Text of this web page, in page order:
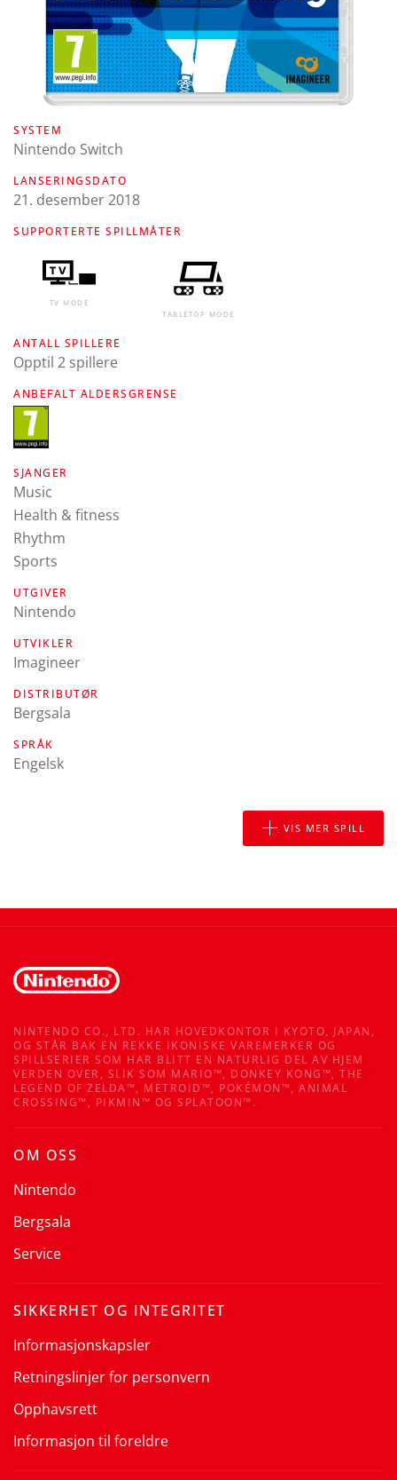
SYSTEM
Nintendo Switch
LANSERINGSDATO
21. desember 2018
SUPPORTERTE SPILLMÅTER
TV MODE
TABLETOP MODE
ANTALL SPILLERE
Opptil 2 spillere
ANBEFALT ALDERSGRENSE
SJANGER
Music
Health & fitness
Rhythm
Sports
UTGIVER
Nintendo
UTVIKLER
Imagineer
DISTRIBUTØR
Bergsala
SPRÅK
engelsk
VIS MER SPILL
NINTENDO CO., LTD. HAR HOVEDKONTOR I KYOTO, JAPAN,
OG STÅR BAK EN REKKE IKONISKE VAREMERKER OG
SPILLSERIER SOM HAR BLITT EN NATURLIG DEL AV HJEM
VERDEN OVER, SLIK SOM MARIO™, DONKEY KONG™, THE
LEGEND OF ZELDA™, METROID™, POKÉMON™, ANIMAL
CROSSING™, PIKMIN™ OG SPLATOON™.
OM OSS
Nintendo
Bergsala
Service
SIKKERHET OG INTEGRITET
Informasjonskapsler
Retningslinjer for personvern
Opphavsrett
Informasjon til foreldre